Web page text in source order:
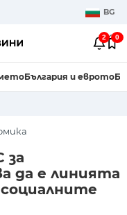
BG
2 0
България и еврото
за
да е линията